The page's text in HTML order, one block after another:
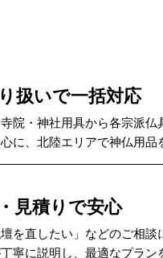
扱いで一括対応
院・神社用具から各宗派
に、北陸エリアで神仏用
見積りで安心
を直したい」などのご相
寧に説明し、最適なプラ